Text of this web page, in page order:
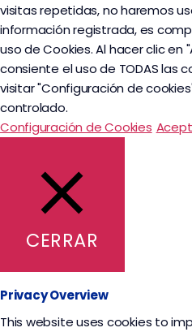
visitas repetidas, no haremos
información registrada, es
uso de Cookies. Al hacer clic
consiente el uso de TODAS las
visitar "Configuración de
controlado.
Configuración de Cookies
CERRAR
Privacy Overview
This website uses cookies to